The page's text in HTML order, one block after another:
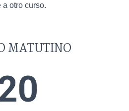
a otro curso.
MATUTINO